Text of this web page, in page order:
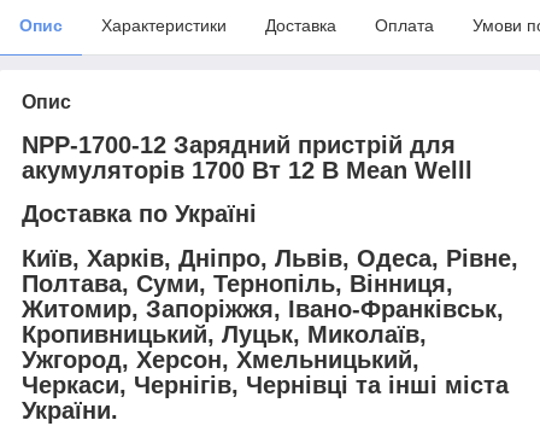
Опис Характеристики Доставка Оплата Умови
Опис
NPP-1700-12 Зарядний пристрій для
акумуляторів 1700 Вт 12 В Mean Welll
Доставка по Україні
Київ, Харків, Дніпро, Львів, Одеса, Рівне,
Полтава, Суми, Тернопіль, Вінниця,
Житомир, Запоріжжя, Івано-Франківськ,
Кропивницький, Луцьк, Миколаїв,
Ужгород, Херсон, Хмельницький,
Черкаси, Чернігів, Чернівці та інші міста
України.